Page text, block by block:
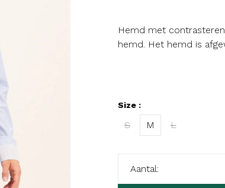
Hemd met
hemd. Het hemd is
Size :
S M L
Aantal: